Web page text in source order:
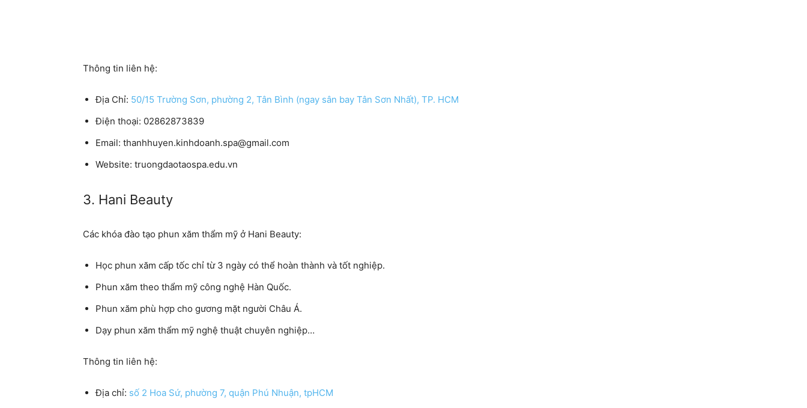
Thông tin liên hệ:
Địa Chỉ: 50/15 Trường Sơn, phường 2, Tân Bình (ngay sân bay Tân Sơn Nhất), TP. HCM
Điện thoại: 02862873839
Email: thanhhuyen.kinhdoanh.spa@gmail.com
Website: truongdaotaospa.edu.vn
3. Hani Beauty
Các khóa đào tạo phun xăm thẩm mỹ ở Hani Beauty:
Học phun xăm cấp tốc chỉ từ 3 ngày có thể hoàn thành và tốt nghiệp.
Phun xăm theo thẩm mỹ công nghệ Hàn Quốc.
Phun xăm phù hợp cho gương mặt người Châu Á.
Dạy phun xăm thẩm mỹ nghệ thuật chuyên nghiệp…
Thông tin liên hệ:
Địa chỉ: số 2 Hoa Sứ, phường 7, quận Phú Nhuận, tpHCM